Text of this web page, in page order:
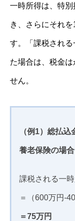
一時所得は、特
き、さらにそれ
す。「課税され
た場合は、税金
せん。
（例1）総払
養老保険の場合
課税される一
＝（600万円-
＝75万円